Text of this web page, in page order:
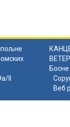
II
Веб